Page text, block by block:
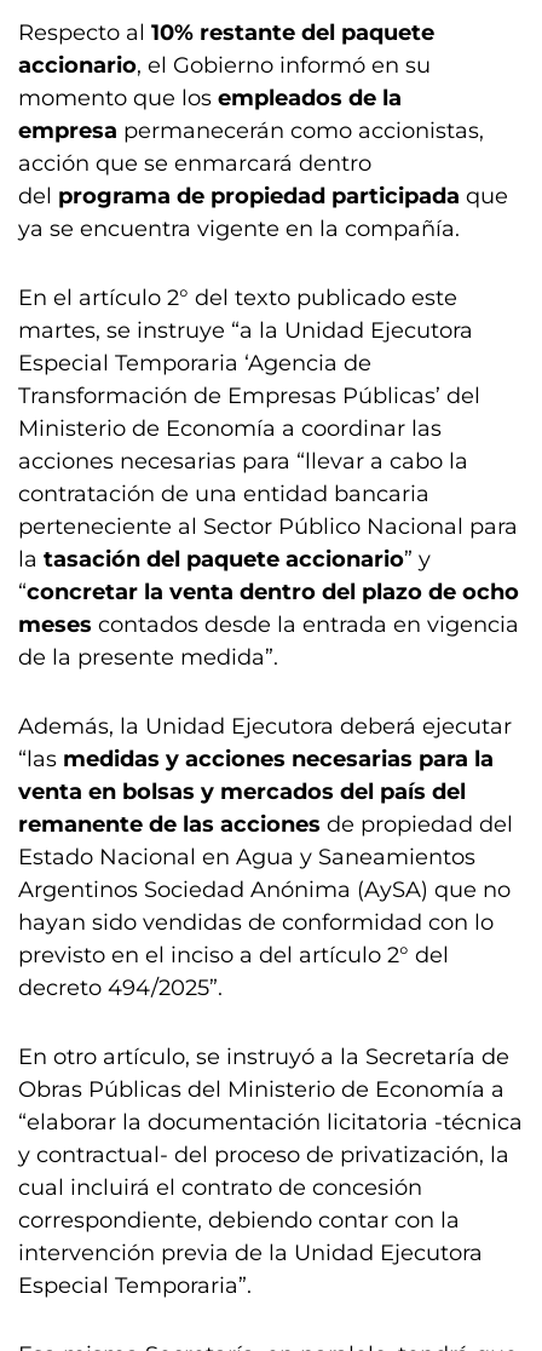
Respecto al 10% restante del paquete
accionario, el Gobierno informó en su
momento que los empleados de la
empresa permanecerán como accionistas,
acción que se enmarcará dentro
del programa de propiedad participada que
ya se encuentra vigente en la compañía.
En el artículo 2° del texto publicado este
martes, se instruye “a la Unidad Ejecutora
Especial Temporaria ‘Agencia de
Transformación de Empresas Públicas’ del
Ministerio de Economía a coordinar las
acciones necesarias para “llevar a cabo la
contratación de una entidad bancaria
perteneciente al Sector Público Nacional para
la tasación del paquete accionario” y
“concretar la venta dentro del plazo de ocho
meses contados desde la entrada en vigencia
de la presente medida”.
Además, la Unidad Ejecutora deberá ejecutar
“las medidas y acciones necesarias para la
venta en bolsas y mercados del país del
remanente de las acciones de propiedad del
Estado Nacional en Agua y Saneamientos
Argentinos Sociedad Anónima (AySA) que no
hayan sido vendidas de conformidad con lo
previsto en el inciso a del artículo 2° del
decreto 494/2025”.
En otro artículo, se instruyó a la Secretaría de
Obras Públicas del Ministerio de Economía a
“elaborar la documentación licitatoria -técnica
y contractual- del proceso de privatización, la
cual incluirá el contrato de concesión
correspondiente, debiendo contar con la
intervención previa de la Unidad Ejecutora
Especial Temporaria”.